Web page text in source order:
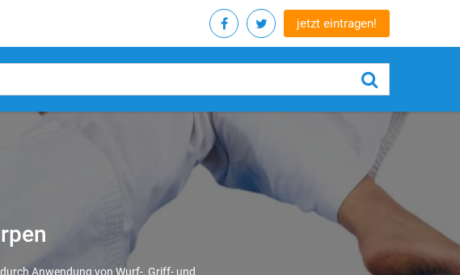
jetzt eintragen!
Anwendung von Wurf-, Griff- und